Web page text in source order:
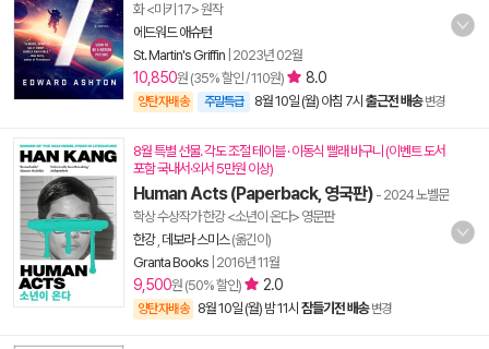
화 <미키 17> 원작
에드워드 애슈턴
St. Martin's Griffin 2023년 02월
10,850원 (35% 할인 / 110원) 8.0
양탄자배송 주말특급 8월 10일 (월) 아침 7시 출근전 배송 변경
8월 특별 선물. 각도 조절 테이블 · 이동식 빨래 바구니 (이벤트 도서
포함 국내서·외서 5만원 이상)
Human Acts (Paperback, 영국판) - 2024 노벨문
학상 수상작가 한강 <소년이 온다> 영문판
한강, 데보라 스미스(옮긴이)
Granta Books 2016년 11월
9,500원 (50% 할인) 2.0
양탄자배송 8월 10일 (월) 밤 11시 잠들기전 배송 변경